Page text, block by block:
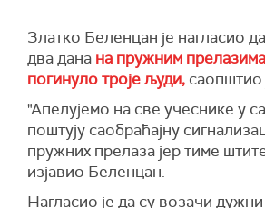
Златко Беленцан је нагласио
два дана на пружним прелазима
погинуло троје људи,
"Апелујемо на све учеснике у
поштују саобраћајну
пружних прелаза јер тиме
изјавио Беленцан.
Нагласио је да су возачи